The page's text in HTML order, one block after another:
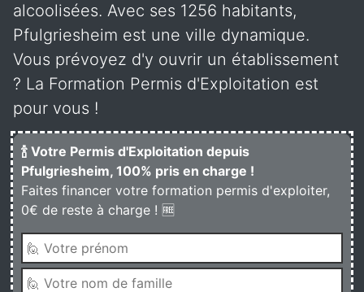
alcoolisées. Avec ses 1256 habitants,
Pfulgriesheim est une ville dynamique.
Vous prévoyez d'y ouvrir un établissement
? La Formation Permis d'Exploitation est
pour vous !
🍾 Votre Permis d'Exploitation depuis
Pfulgriesheim, 100% pris en charge !
Faites financer votre formation permis d'exploiter,
0€ de reste à charge ! 🆓